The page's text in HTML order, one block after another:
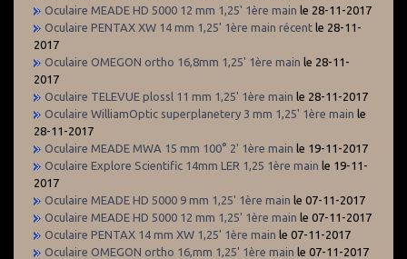
Oculaire MEADE HD 5000 12 mm 1,25' 1ère main le 28-11-2017
Oculaire PENTAX XW 14 mm 1,25' 1ère main récent le 28-11-
2017
Oculaire OMEGON ortho 16,8mm 1,25' 1ère main le 28-11-
2017
Oculaire TELEVUE plossl 11 mm 1,25' 1ère main le 28-11-2017
Oculaire WilliamOptic superplanetery 3 mm 1,25' 1ère main le
28-11-2017
Oculaire MEADE MWA 15 mm 100° 2' 1ère main le 19-11-2017
Oculaire Explore Scientific 14mm LER 1,25 1ère main le 19-11-
2017
Oculaire MEADE HD 5000 9 mm 1,25' 1ère main le 07-11-2017
Oculaire MEADE HD 5000 12 mm 1,25' 1ère main le 07-11-2017
Oculaire PENTAX 14 mm XW 1,25' 1ère main le 07-11-2017
Oculaire OMEGON ortho 16,mm 1,25' 1ère main le 07-11-2017